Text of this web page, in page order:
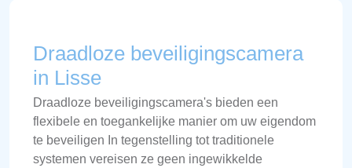
Draadloze beveiligingscamera
in Lisse
Draadloze beveiligingscamera's bieden een
flexibele en toegankelijke manier om uw eigendom
te beveiligen In tegenstelling tot traditionele
systemen vereisen ze geen ingewikkelde